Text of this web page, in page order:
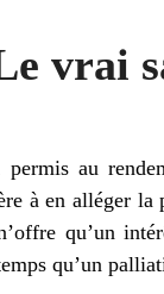
vrai
au
à en alléger
qu’un
qu’un